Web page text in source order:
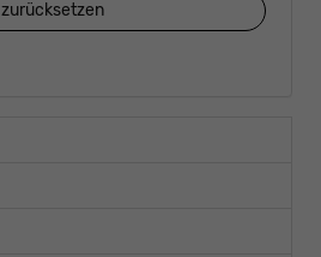
zurücksetzen